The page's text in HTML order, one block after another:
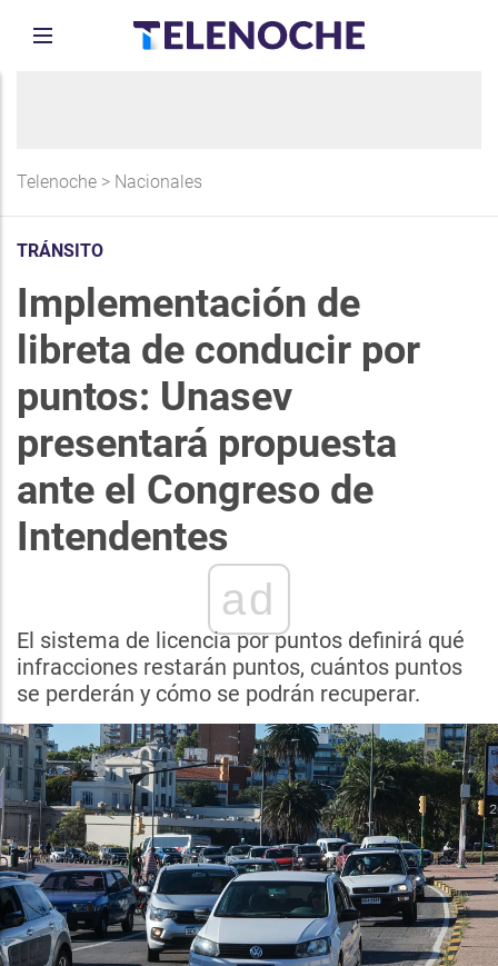
Telenoche > Nacionales
TRÁNSITO
Implementación de
libreta de conducir por
puntos: Unasev
presentará propuesta
ante el Congreso de
Intendentes
ad
El sistema de licencia por puntos definirá qué
infracciones restarán puntos, cuántos puntos
se perderán y cómo se podrán recuperar.